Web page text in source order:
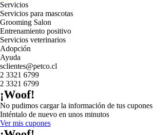
Servicios
Servicios para mascotas
Grooming Salon
Entrenamiento positivo
Servicios veterinarios
Adopción
Ayuda
sclientes@petco.cl
2 3321 6799
2 3321 6799
¡Woof!
No pudimos cargar la información de tus cupones
Inténtalo de nuevo en unos minutos
Ver mis cupones